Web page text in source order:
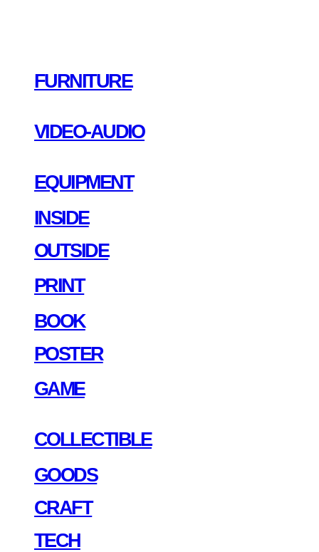
FURNITURE
VIDEO-AUDIO
EQUIPMENT
INSIDE
OUTSIDE
PRINT
BOOK
POSTER
GAME
COLLECTIBLE
GOODS
CRAFT
TECH